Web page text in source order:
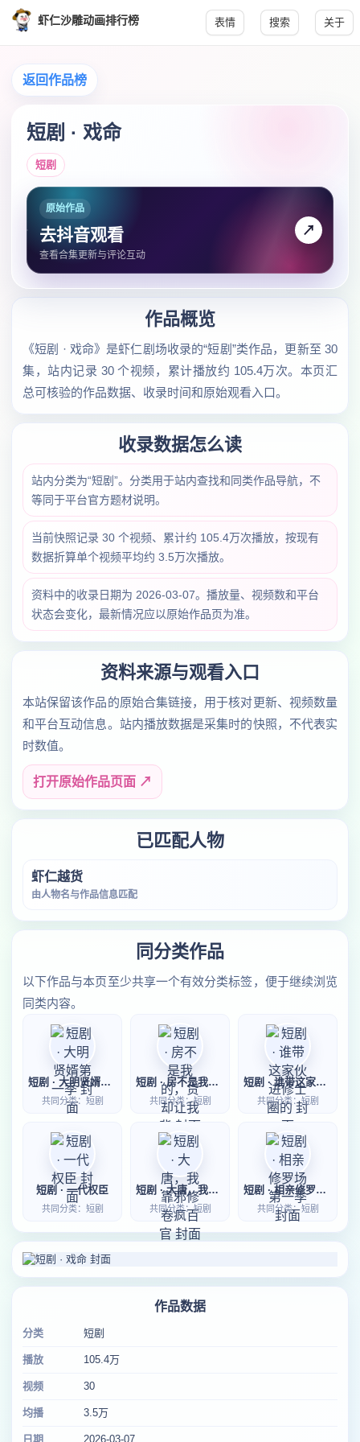
虾仁沙雕动画排行榜 表情 搜索 关于
返回作品榜
短剧 · 戏命
短剧
原始作品
去抖音观看
查看合集更新与评论互动
↗
作品概览
《短剧 · 戏命》是虾仁剧场收录的“短剧”类作品，更新至 30
集，站内记录 30 个视频，累计播放约 105.4万次。本页汇
总可核验的作品数据、收录时间和原始观看入口。
收录数据怎么读
站内分类为“短剧”。分类用于站内查找和同类作品导航，不
等同于平台官方题材说明。
当前快照记录 30 个视频、累计约 105.4万次播放，按现有
数据折算单个视频平均约 3.5万次播放。
资料中的收录日期为 2026-03-07。播放量、视频数和平台
状态会变化，最新情况应以原始作品页为准。
资料来源与观看入口
本站保留该作品的原始合集链接，用于核对更新、视频数量
和平台互动信息。站内播放数据是采集时的快照，不代表实
时数值。
打开原始作品页面 ↗
已匹配人物
虾仁越货
由人物名与作品信息匹配
同分类作品
以下作品与本页至少共享一个有效分类标签，便于继续浏览
同类内容。
短剧 · 大明贤婿第一季
共同分类：短剧
短剧 · 房不是我的，贷却让我背
共同分类：短剧
短剧 · 谁带这家伙进修士圈的
共同分类：短剧
短剧 · 一代权臣
共同分类：短剧
短剧 · 大唐，我靠邪修卷疯百官
共同分类：短剧
短剧 · 相亲修罗场第一季
共同分类：短剧
作品数据
分类 短剧
播放 105.4万
视频 30
均播 3.5万
日期 2026-03-07